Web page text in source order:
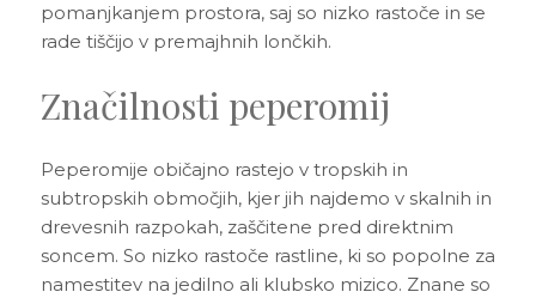
pomanjkanjem prostora, saj so nizko rastoče in se
rade tiščijo v premajhnih lončkih.
Značilnosti peperomij
Peperomije običajno rastejo v tropskih in
subtropskih območjih, kjer jih najdemo v skalnih in
drevesnih razpokah, zaščitene pred direktnim
soncem. So nizko rastoče rastline, ki so popolne za
namestitev na jedilno ali klubsko mizico. Znane so